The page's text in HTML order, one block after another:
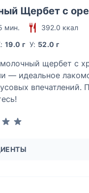
Щербет с
мин.
392.0 ккал
19.0 г У: 52.0 г
щербет с
— идеальное
впечатлений.